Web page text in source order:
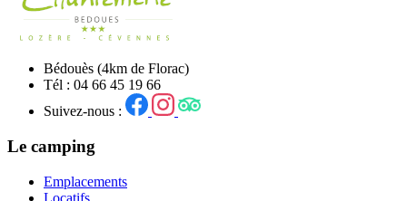
Bédouès (4km de Florac)
Tél : 04 66 45 19 66
Suivez-nous :
Le camping
Emplacements
Locatifs